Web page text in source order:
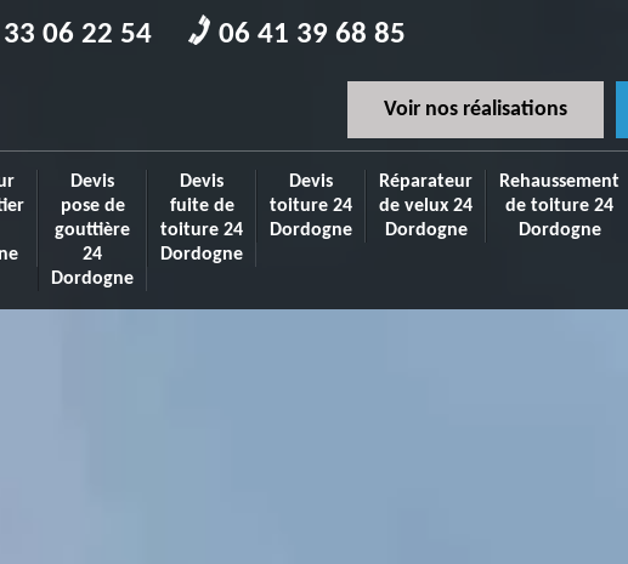
06 22 54 06 41 39 68 85
Voir nos réalisations
Devis
pose de
gouttière
24
Dordogne
Devis
fuite de
toiture 24
Dordogne
Devis
toiture 24
Dordogne
Réparateur
de velux 24
Dordogne
Rehaussement
de toiture 24
Dordogne